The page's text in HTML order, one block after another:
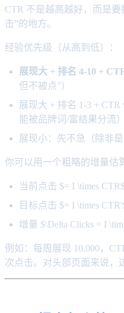
CTR 不是越高越好，而是
击”的地方。
经验优先级（从高到低）：
展现大 + 排名 4-10 +
但不被点”）
展现大 + 排名 1-3 +
能被品牌词/富结果分流）
展现小：先不急（除非是
你可以用一个粗略的增量估
当前点击 $= I \times
目标点击 $= I \times
增量 $\Delta Clicks = I
例如：每周展现 10,000，
次点击。对头部页面来说，